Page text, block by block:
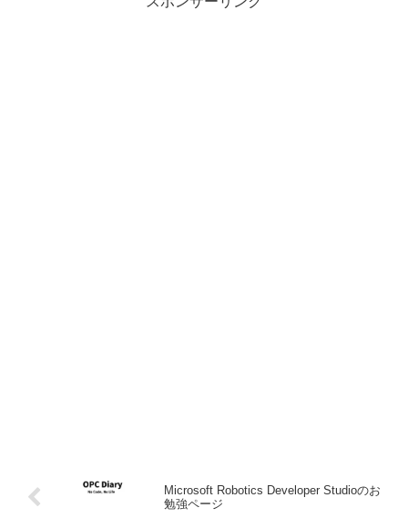
Microsoft Robotics Developer Studioのお
勉強ページ